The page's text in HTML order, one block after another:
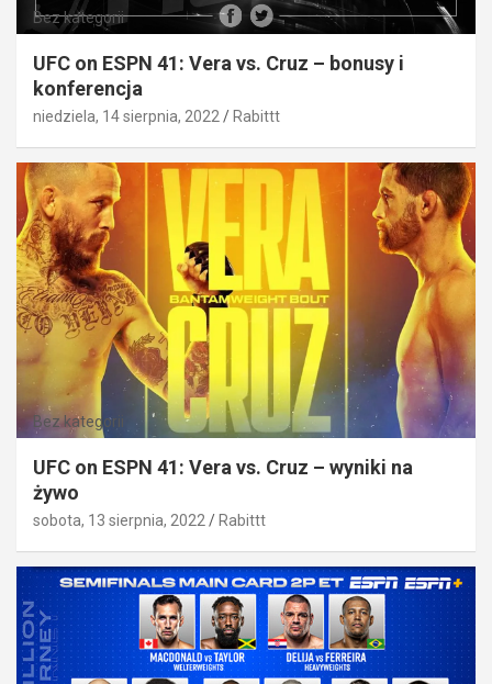
Bez kategorii
UFC on ESPN 41: Vera vs. Cruz – bonusy i
konferencja
niedziela, 14 sierpnia, 2022 Rabittt
Bez kategorii
UFC on ESPN 41: Vera vs. Cruz – wyniki na
żywo
sobota, 13 sierpnia, 2022 Rabittt